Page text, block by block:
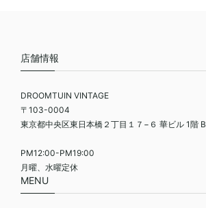
店舗情報
DROOMTUIN VINTAGE
〒103-0004
東京都中央区東日本橋２丁目１７−６ 華ビル 1階 B
PM12:00-PM19:00
月曜、水曜定休
MENU